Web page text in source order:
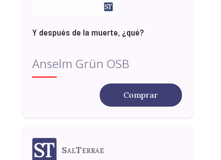
Y después de la muerte, ¿qué?
Anselm Grün OSB
Comprar
SalTerrae